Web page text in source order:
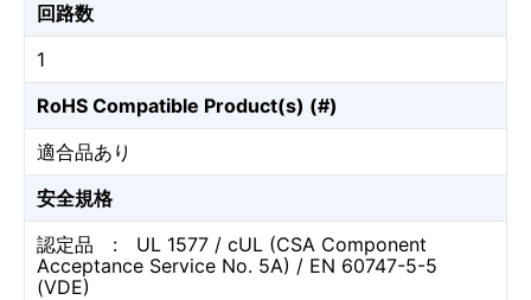
回路数
1
RoHS Compatible Product(s) (#)
適合品あり
安全規格
認定品 : UL 1577 / cUL (CSA Component
Acceptance Service No. 5A) / EN 60747-5-5
(VDE)